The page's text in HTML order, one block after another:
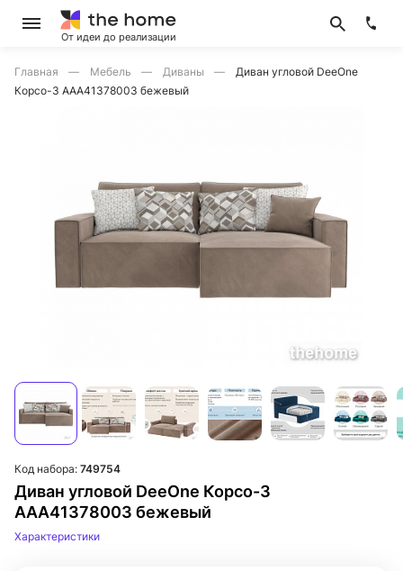
От идеи до реализации
Главная Мебель Диваны
Диван угловой DeeOne
Корсо-3 AAA41378003 бежевый
Диван угловой DeeOne Корсо-3
AAA41378003 бежевый
Код набора: 749754
Характеристики